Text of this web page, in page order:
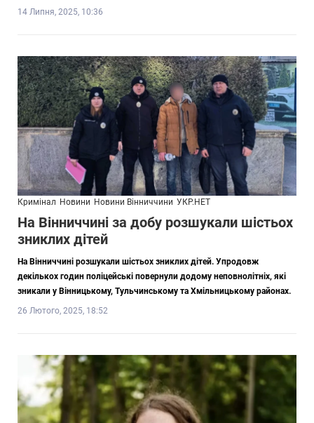
14 Липня, 2025, 10:36
Кримінал Новини Новини Вінниччини УКР.НЕТ
На Вінниччині за добу розшукали шістьох
зниклих дітей
На Вінниччині розшукали шістьох зниклих дітей. Упродовж
декількох годин поліцейські повернули додому неповнолітніх, які
зникали у Вінницькому, Тульчинському та Хмільницькому районах.
26 Лютого, 2025, 18:52